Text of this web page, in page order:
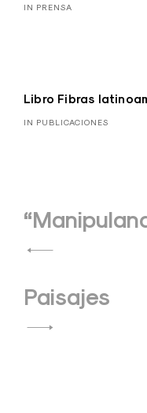
IN PRENSA
Libro Fibras
IN PUBLICACIONES
de
Paisajes